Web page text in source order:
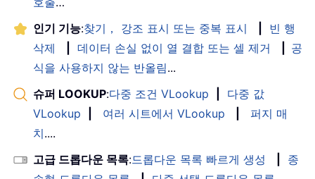
인기 기능:찾기， 강조 표시 또는 중복 표시
빈 행
삭제
데이터 손실 없이 열 결합 또는 셀 제거
공
식을 사용하지 않는 반올림...
슈퍼 LOOKUP:다중 조건 VLookup
다중 값
VLookup
여러 시트에서 VLookup
퍼지 매
치....
고급 드롭다운 목록:드롭다운 목록 빠르게 생성
종